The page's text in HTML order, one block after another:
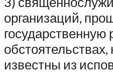
организаций,
известны из